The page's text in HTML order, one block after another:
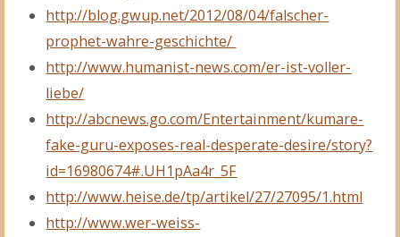
http://blog.gwup.net/2012/08/04/falscher-
prophet-wahre-geschichte/
http://www.humanist-news.com/er-ist-voller-
liebe/
http://abcnews.go.com/Entertainment/kumare-
fake-guru-exposes-real-desperate-desire/story?
id=16980674#.UH1pAa4r_5F
http://www.heise.de/tp/artikel/27/27095/1.html
http://www.wer-weiss-